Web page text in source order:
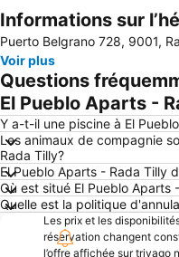
Agrandir la carte
Informations sur
Puerto Belgrano 728, 9001,
Voir plus
Questions
El Pueblo Aparts -
Y a-t-il une piscine à El
Les animaux de compagnie
Rada Tilly?
El Pueblo Aparts - Rada Tilly
Où est situé El Pueblo Aparts
Quelle est la politique
Les prix et les
réservation changent
l’offre affichée sur trivago